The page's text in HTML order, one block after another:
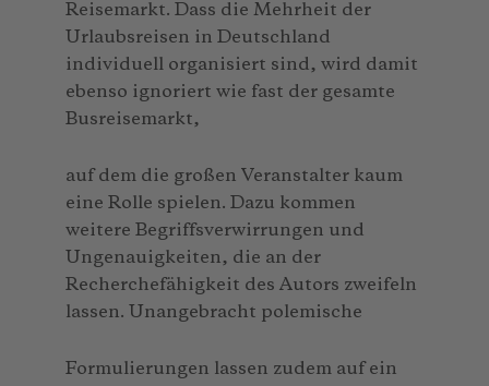
Reisemarkt. Dass die Mehrheit der
Urlaubsreisen in Deutschland
individuell organisiert sind, wird damit
ebenso ignoriert wie fast der gesamte
Busreisemarkt,
auf dem die großen Veranstalter kaum
eine Rolle spielen. Dazu kommen
weitere Begriffsverwirrungen und
Ungenauigkeiten, die an der
Recherchefähigkeit des Autors zweifeln
lassen. Unangebracht polemische
Formulierungen lassen zudem auf ein